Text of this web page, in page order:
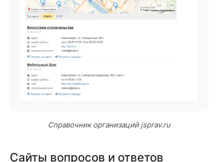
Справочник организаций jsprav.ru
Сайты вопросов и ответов